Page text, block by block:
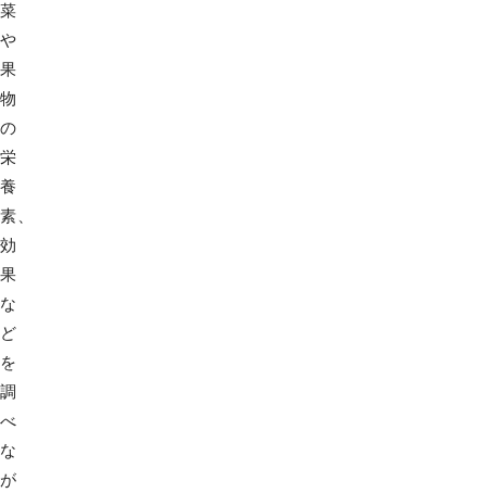
菜
や
果
物
の
栄
養
素、
効
果
な
ど
を
調
べ
な
が